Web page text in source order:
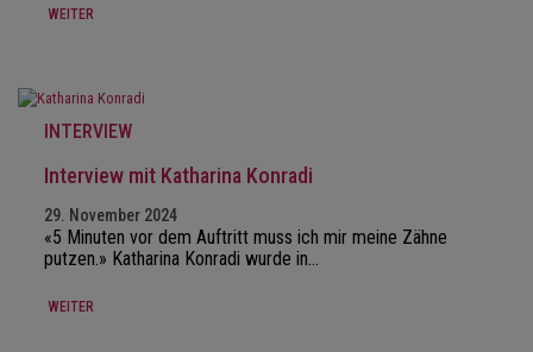
WEITER
INTERVIEW
Interview mit Katharina Konradi
29. November 2024
«5 Minuten vor dem Auftritt muss ich mir meine Zähne
putzen.» Katharina Konradi wurde in…
WEITER